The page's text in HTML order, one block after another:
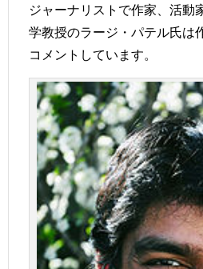
ジャーナリストで作家、活動
学教授のラージ・パテル氏は
コメントしています。